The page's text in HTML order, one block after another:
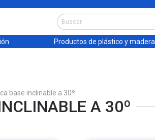
Productos de plástico y madera
base inclinable a 30º
A 30º